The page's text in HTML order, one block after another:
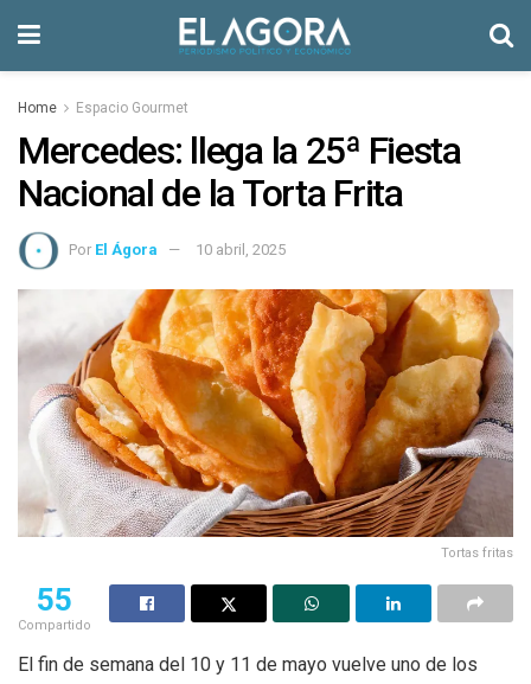
Home Espacio Gourmet
Mercedes: llega la 25ª Fiesta
Nacional de la Torta Frita
Por El Ágora 10 abril, 2025
Tortas fritas
55
Compartido
El fin de semana del 10 y 11 de mayo vuelve uno de los